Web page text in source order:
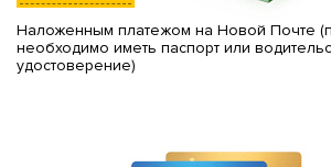
Наложенным платежом на Новой Почте
необходимо иметь паспорт или
удостоверение)